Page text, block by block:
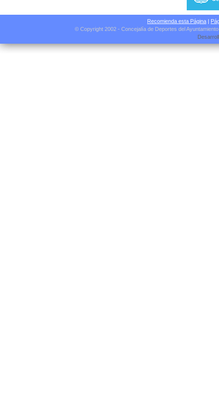
Recomienda esta Página |
© Copyright 2002 - Concejalía de Deportes del